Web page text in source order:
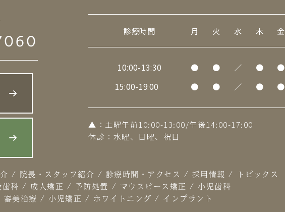
診療時間 月 火 水 木 金
10:00-13:30 ● ● ／ ● ●
15:00-19:00
● ● ／ ● ●
▲ ：土曜午前10:00-13:00/午後14:00-17:00
休診：水曜、日曜、祝日
/ 院長・スタッフ紹介 / 診療時間・アクセス / 採用情報 /
トピックス
科 / 成人矯正 / 予防処置 / マウスピース矯正 / 小児歯科
審美治療 / 小児矯正 / ホワイトニング / インプラント